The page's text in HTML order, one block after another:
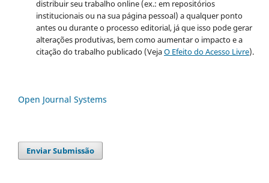
distribuir seu trabalho online (ex.: em repositórios
institucionais ou na sua página pessoal) a qualquer ponto
antes ou durante o processo editorial, já que isso pode gerar
alterações produtivas, bem como aumentar o impacto e a
citação do trabalho publicado (VejaO Efeito do Acesso Livre).
Open Journal Systems
Enviar Submissão